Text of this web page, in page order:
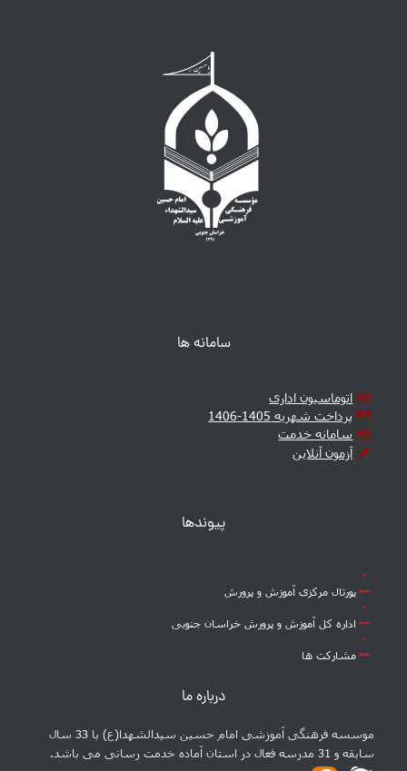
سامانه ها
اتوماسیون اداری
پرداخت شهریه 1405-1406
سامانه خدمت
آزمون آنلاین
پیوندها
پورتال مرکزی آموزش و پرورش
اداره کل آموزش و پرورش خراسان جنوبی
مشارکت ها
درباره ما
موسسه فرهنگی آموزشی امام حسین سیدالشهدا(ع) با 33 سال
سابقه و 31 مدرسه فعال در استان آماده خدمت رسانی می باشد.